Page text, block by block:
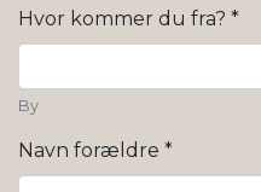
Hvor kommer du fra? *
By
Navn forældre *